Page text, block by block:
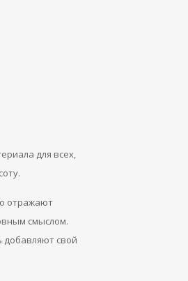
для всех,
отражают
смыслом.
добавляют свой